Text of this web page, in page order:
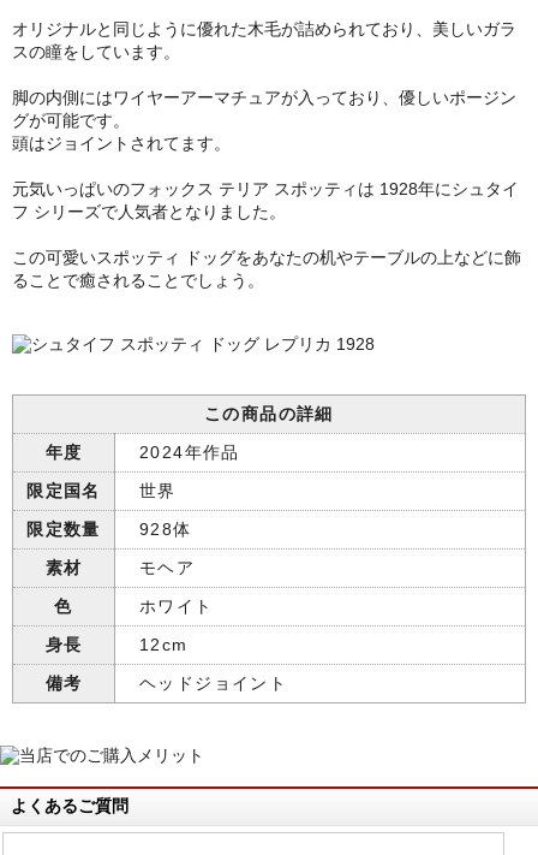
オリジナルと同じように優れた木毛が詰められており、美しいガラ
スの瞳をしています。
脚の内側にはワイヤーアーマチュアが入っており、優しいポージン
グが可能です。
頭はジョイントされてます。
元気いっぱいのフォックス テリア スポッティは 1928年にシュタイ
フ シリーズで人気者となりました。
この可愛いスポッティ ドッグをあなたの机やテーブルの上などに飾
ることで癒されることでしょう。
この商品の詳細
年度
2024年作品
限定国名
世界
限定数量
928体
素材
モヘア
色
ホワイト
身長
12cm
備考
ヘッドジョイント
よくあるご質問